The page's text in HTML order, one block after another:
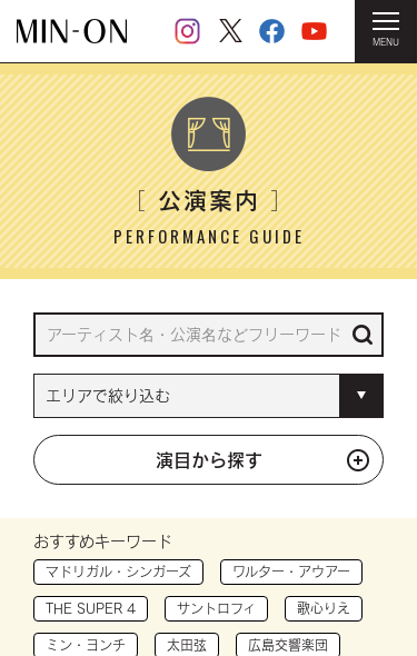
MENU
HOME ＞ 公演案内
［公演案内］
PERFORMANCE GUIDE
演目から探す
おすすめキーワード
マドリガル・シンガーズ ワルター・アウアー
THE SUPER 4 サントロフィ 歌心りえ
ミン・ヨンチ 太田弦 広島交響楽団